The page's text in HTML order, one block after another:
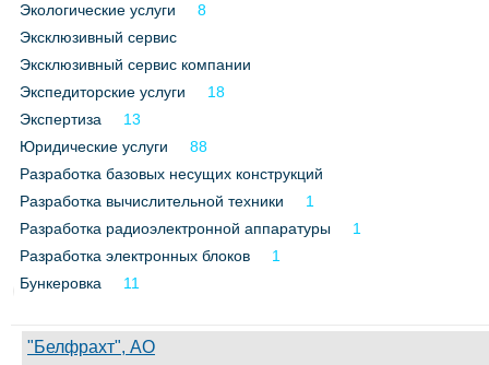
Экологические услуги
8
Эксклюзивный сервис
Эксклюзивный сервис компании
Экспедиторские услуги
18
Экспертиза
13
Юридические услуги
88
Разработка базовых несущих конструкций
Разработка вычислительной техники
1
Разработка радиоэлектронной аппаратуры
1
Разработка электронных блоков
1
Бункеровка
11
"Белфрахт", АО